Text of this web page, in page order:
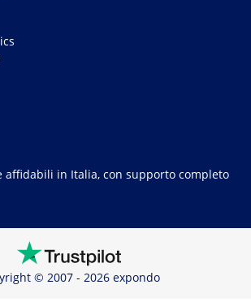
affidabili in Italia, con supporto completo
© 2007 - 2026 expondo